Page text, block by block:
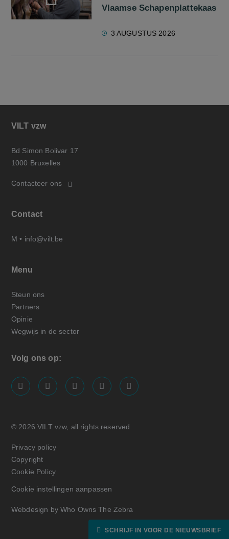
Vlaamse Schapenplattekaas
3 AUGUSTUS 2026
VILT vzw
Bd Simon Bolivar 17
1000 Bruxelles
Contacteer ons
Contact
M • info@vilt.be
Menu
Steun ons
Partners
Opinie
Wegwijs in de sector
Volg ons op:
screenreader.visit us on our facebook page: https://
screenreader.visit us on our linkedin page:
screenreader.visit us on our
screenreader.visit us on our x
screenreader.visit us on
© 2026 VILT vzw, all rights reserved
Privacy policy
Copyright
Cookie Policy
Cookie instellingen aanpassen
Webdesign by Who Owns The Zebra
SCHRIJF IN VOOR DE NIEUWSBRIEF